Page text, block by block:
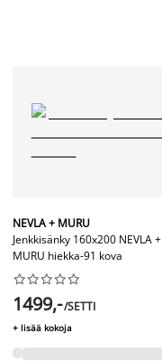
NEVLA + MURU
Jenkkisänky 160x200 NEVLA +
MURU hiekka-91 kova






1499,-/SETTI
+ lisää kokoja